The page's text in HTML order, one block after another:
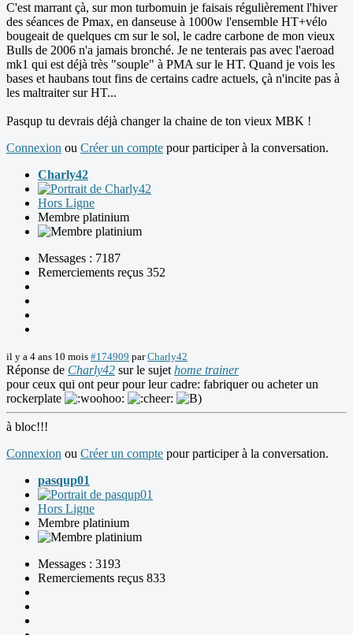
C'est marrant çà, sur mon turbomuin je faisais régulièrement l'hiver
des séances de Pmax, en danseuse à 1000w l'ensemble HT+vélo
bougeait de quelques cm sur le sol, le cadre carbone de mon vieux
Bulls de 2006 n'a jamais bronché. Je ne tenterais pas avec l'aeroad
mk1 qui est déjà très "souple" à PMA sur le HT. Quand je vois les
bases et haubans tout fins de certains cadre actuels, çà n'incite pas à
les maltraiter sur HT...
Pasqup tu devrais déjà changer la chaine de ton vieux MBK !
Connexion ou Créer un compte pour participer à la conversation.
Charly42
Hors Ligne
Membre platinium
Messages : 7187
Remerciements reçus 352
il y a 4 ans 10 mois #174909 parCharly42
Réponse de Charly42 sur le sujet home trainer
pour ceux qui ont peur pour leur cadre: fabriquer ou acheter un
rockerplate
à bloc!!!
Connexion ou Créer un compte pour participer à la conversation.
pasqup01
Hors Ligne
Membre platinium
Messages : 3193
Remerciements reçus 833